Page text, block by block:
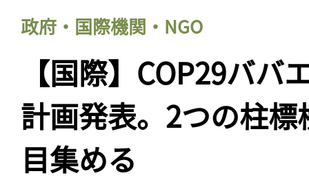
政府・国際機関・NGO
【国際】COP29ババ
計画発表。2つの柱
目集める